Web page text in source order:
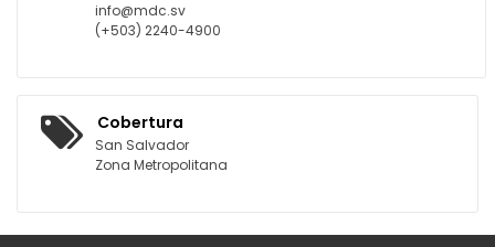
info@mdc.sv
(+503) 2240-4900
Cobertura
San Salvador
Zona Metropolitana